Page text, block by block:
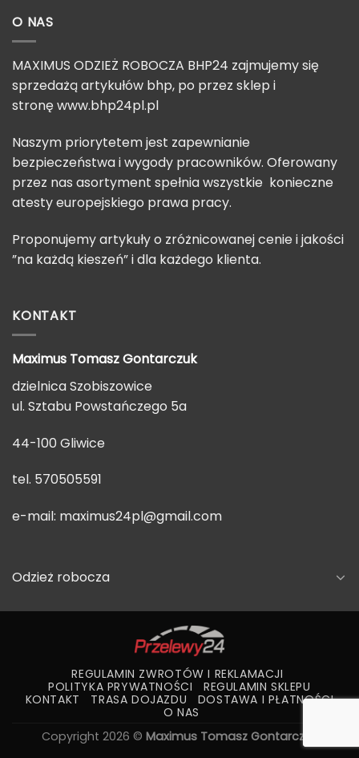
O NAS
MAXIMUS ODZIEŻ ROBOCZA BHP24 zajmujemy się
sprzedażą artykułów bhp, po przez sklep i
stronę www.bhp24pl.pl
Naszym priorytetem jest zapewnianie
bezpieczeństwa i wygody pracowników. Oferowany
przez nas asortyment spełnia wszystkie konieczne
atesty europejskiego prawa pracy.
Proponujemy artykuły o zróżnicowanej cenie i jakości
”na każdą kieszeń” i dla każdego klienta.
KONTAKT
Maximus TomaszGontarczuk
dzielnica Szobiszowice
ul. Sztabu Powstańczego 5a
44-100 Gliwice
tel. 570505591
e-mail: maximus24pl@gmail.com
Odzież robocza
REGULAMIN ZWROTÓW I REKLAMACJI
POLITYKA PRYWATNOŚCI
REGULAMIN SKLEPU
KONTAKT
TRASA DOJAZDU
DOSTAWA I PŁATNOŚCI
O NAS
Copyright 2026 © Maximus Tomasz Gontarczuk